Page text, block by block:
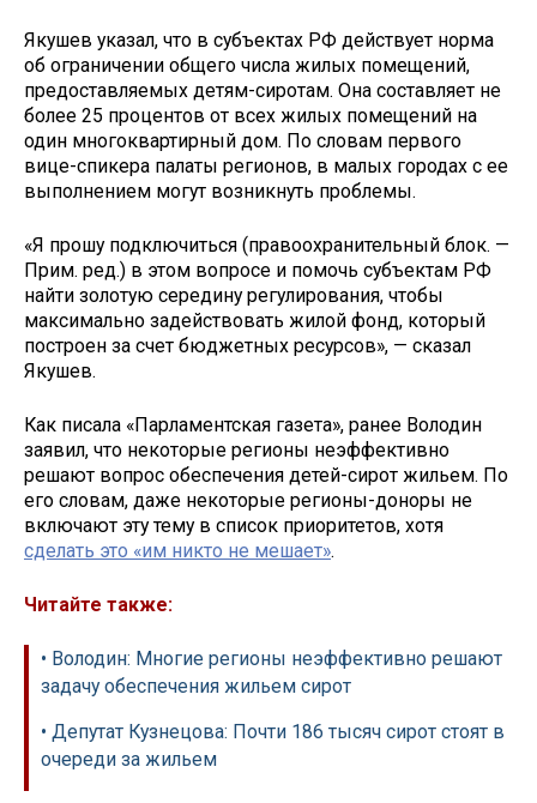
Якушев указал, что в субъектах РФ действует норма
об ограничении общего числа жилых помещений,
предоставляемых детям-сиротам. Она составляет не
более 25 процентов от всех жилых помещений на
один многоквартирный дом. По словам первого
вице-спикера палаты регионов, в малых городах с ее
выполнением могут возникнуть проблемы.
«Я прошу подключиться (правоохранительный блок. —
Прим. ред.) в этом вопросе и помочь субъектам РФ
найти золотую середину регулирования, чтобы
максимально задействовать жилой фонд, который
построен за счет бюджетных ресурсов», — сказал
Якушев.
Как писала «Парламентская газета», ранее Володин
заявил, что некоторые регионы неэффективно
решают вопрос обеспечения детей-сирот жильем. По
его словам, даже некоторые регионы-доноры не
включают эту тему в список приоритетов, хотя
сделать это «им никто не мешает».
Читайте также:
• Володин: Многие регионы неэффективно решают
задачу обеспечения жильем сирот
• Депутат Кузнецова: Почти 186 тысяч сирот стоят в
очереди за жильем